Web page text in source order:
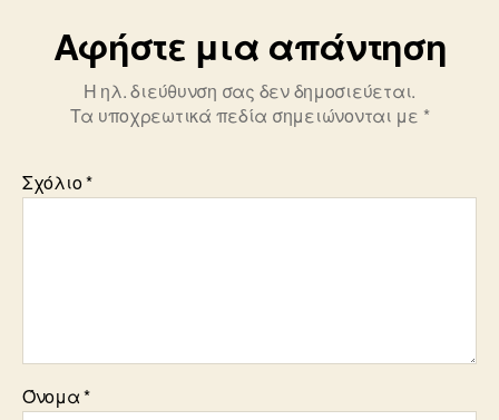
Αφήστε μια απάντηση
Η ηλ. διεύθυνση σας δεν δημοσιεύεται.
Τα υποχρεωτικά πεδία σημειώνονται με *
Σχόλιο*
Όνομα*